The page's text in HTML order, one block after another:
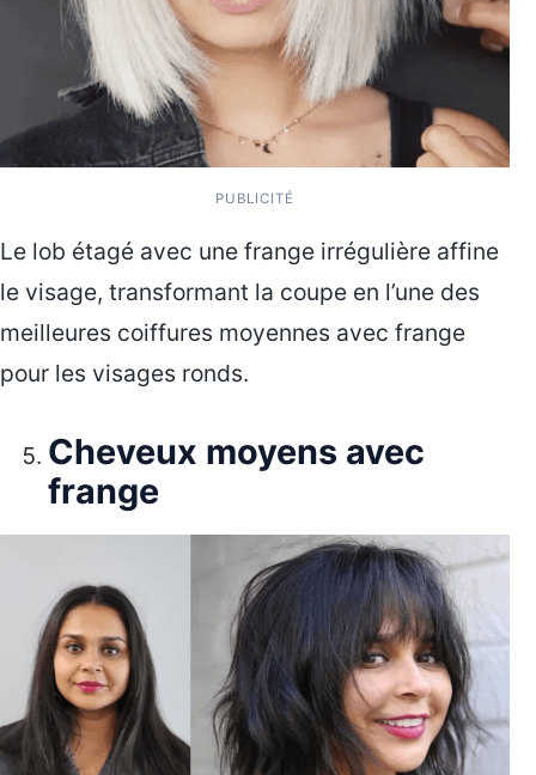
PUBLICITÉ
Le lob étagé avec une frange irrégulière affine
le visage, transformant la coupe en l’une des
meilleures coiffures moyennes avec frange
pour les visages ronds.
Cheveux moyens avec
frange